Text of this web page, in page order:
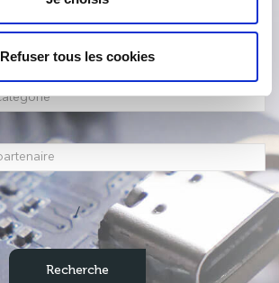
Refuser tous les cookies
/